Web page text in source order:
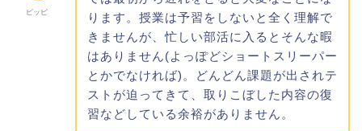
ピッピ
ります。授業は予習をしないと全く理解で
きませんが、忙しい部活に入るとそんな暇
はありません(よっぽどショートスリーパー
とかでなければ)。どんどん課題が出されテ
ストが迫ってきて、取りこぼした内容の復
習などしている余裕がありません。